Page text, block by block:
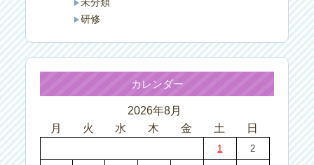
未分類
研修
カレンダー
2026年8月
月
火 水 木 金 土 日
1 2